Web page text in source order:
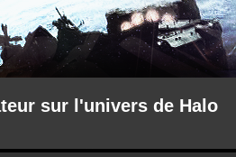
sur l'univers de Halo